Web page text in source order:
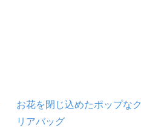
お花を閉じ込めたポップなク
リアバッグ